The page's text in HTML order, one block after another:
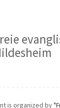
is organized by